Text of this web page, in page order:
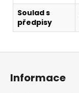
Soulad s
předpisy
Z
Informace